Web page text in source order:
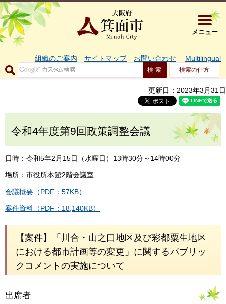
大阪府箕
メニュー
組織のご案内 サイトマップ お問い合わせ Multilingual
検索の仕方
更新日：2023年3月31日
令和4年度第9回政策調整会議
日時：令和5年2月15日（水曜日）13時30分～14時00分
場所：市役所本館2階会議室
会議概要（PDF：57KB）
案件資料（PDF：18,140KB）
【案件】「川合・山之口地区及び彩都粟生地区
における都市計画等の変更」に関するパブリッ
クコメントの実施について
出席者